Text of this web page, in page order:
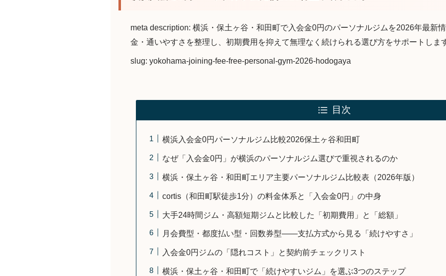
meta description: 横浜・保土ヶ谷・和田町で入会金0円のパーソナルジムを2026年最新
金・通いやすさを整理し、初期費用を抑えて無理なく続けられる選び方をサポートしま
slug: yokohama-joining-fee-free-personal-gym-2026-hodogaya
目次
横浜入会金0円パーソナルジム比較2026保土ヶ谷和田町
なぜ「入会金0円」が横浜のパーソナルジム選びで重視されるのか
横浜・保土ヶ谷・和田町エリア主要パーソナルジム比較表（2026年版）
cortis（和田町駅徒歩1分）の料金体系と「入会金0円」の中身
大手24時間ジム・高額短期ジムと比較した「初期費用」と「総額」
月会費型・都度払い型・回数券型——支払方式から見る「続けやすさ」
入会金0円ジムの「隠れコスト」と契約前チェックリスト
横浜・保土ヶ谷・和田町で「続けやすいジム」を選ぶ3つのステップ